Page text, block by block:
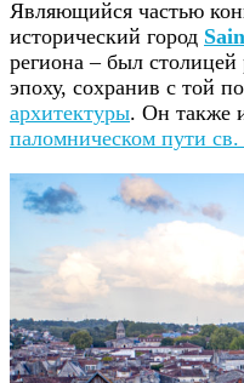
Являющийся частью
исторический город
региона – был
эпоху, сохранив с той
архитектуры. Он также
паломническом пути св.